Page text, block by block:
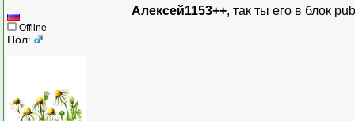
Offline
Пол:
Алексей1153++, так ты его в блок